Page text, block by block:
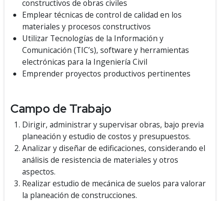
constructivos de obras civiles
Emplear técnicas de control de calidad en los
materiales y procesos constructivos
Utilizar Tecnologías de la Información y
Comunicación (TIC’s), software y herramientas
electrónicas para la Ingeniería Civil
Emprender proyectos productivos pertinentes
Campo de Trabajo
Dirigir, administrar y supervisar obras, bajo previa
planeación y estudio de costos y presupuestos.
Analizar y diseñar de edificaciones, considerando el
análisis de resistencia de materiales y otros
aspectos.
Realizar estudio de mecánica de suelos para valorar
la planeación de construcciones.